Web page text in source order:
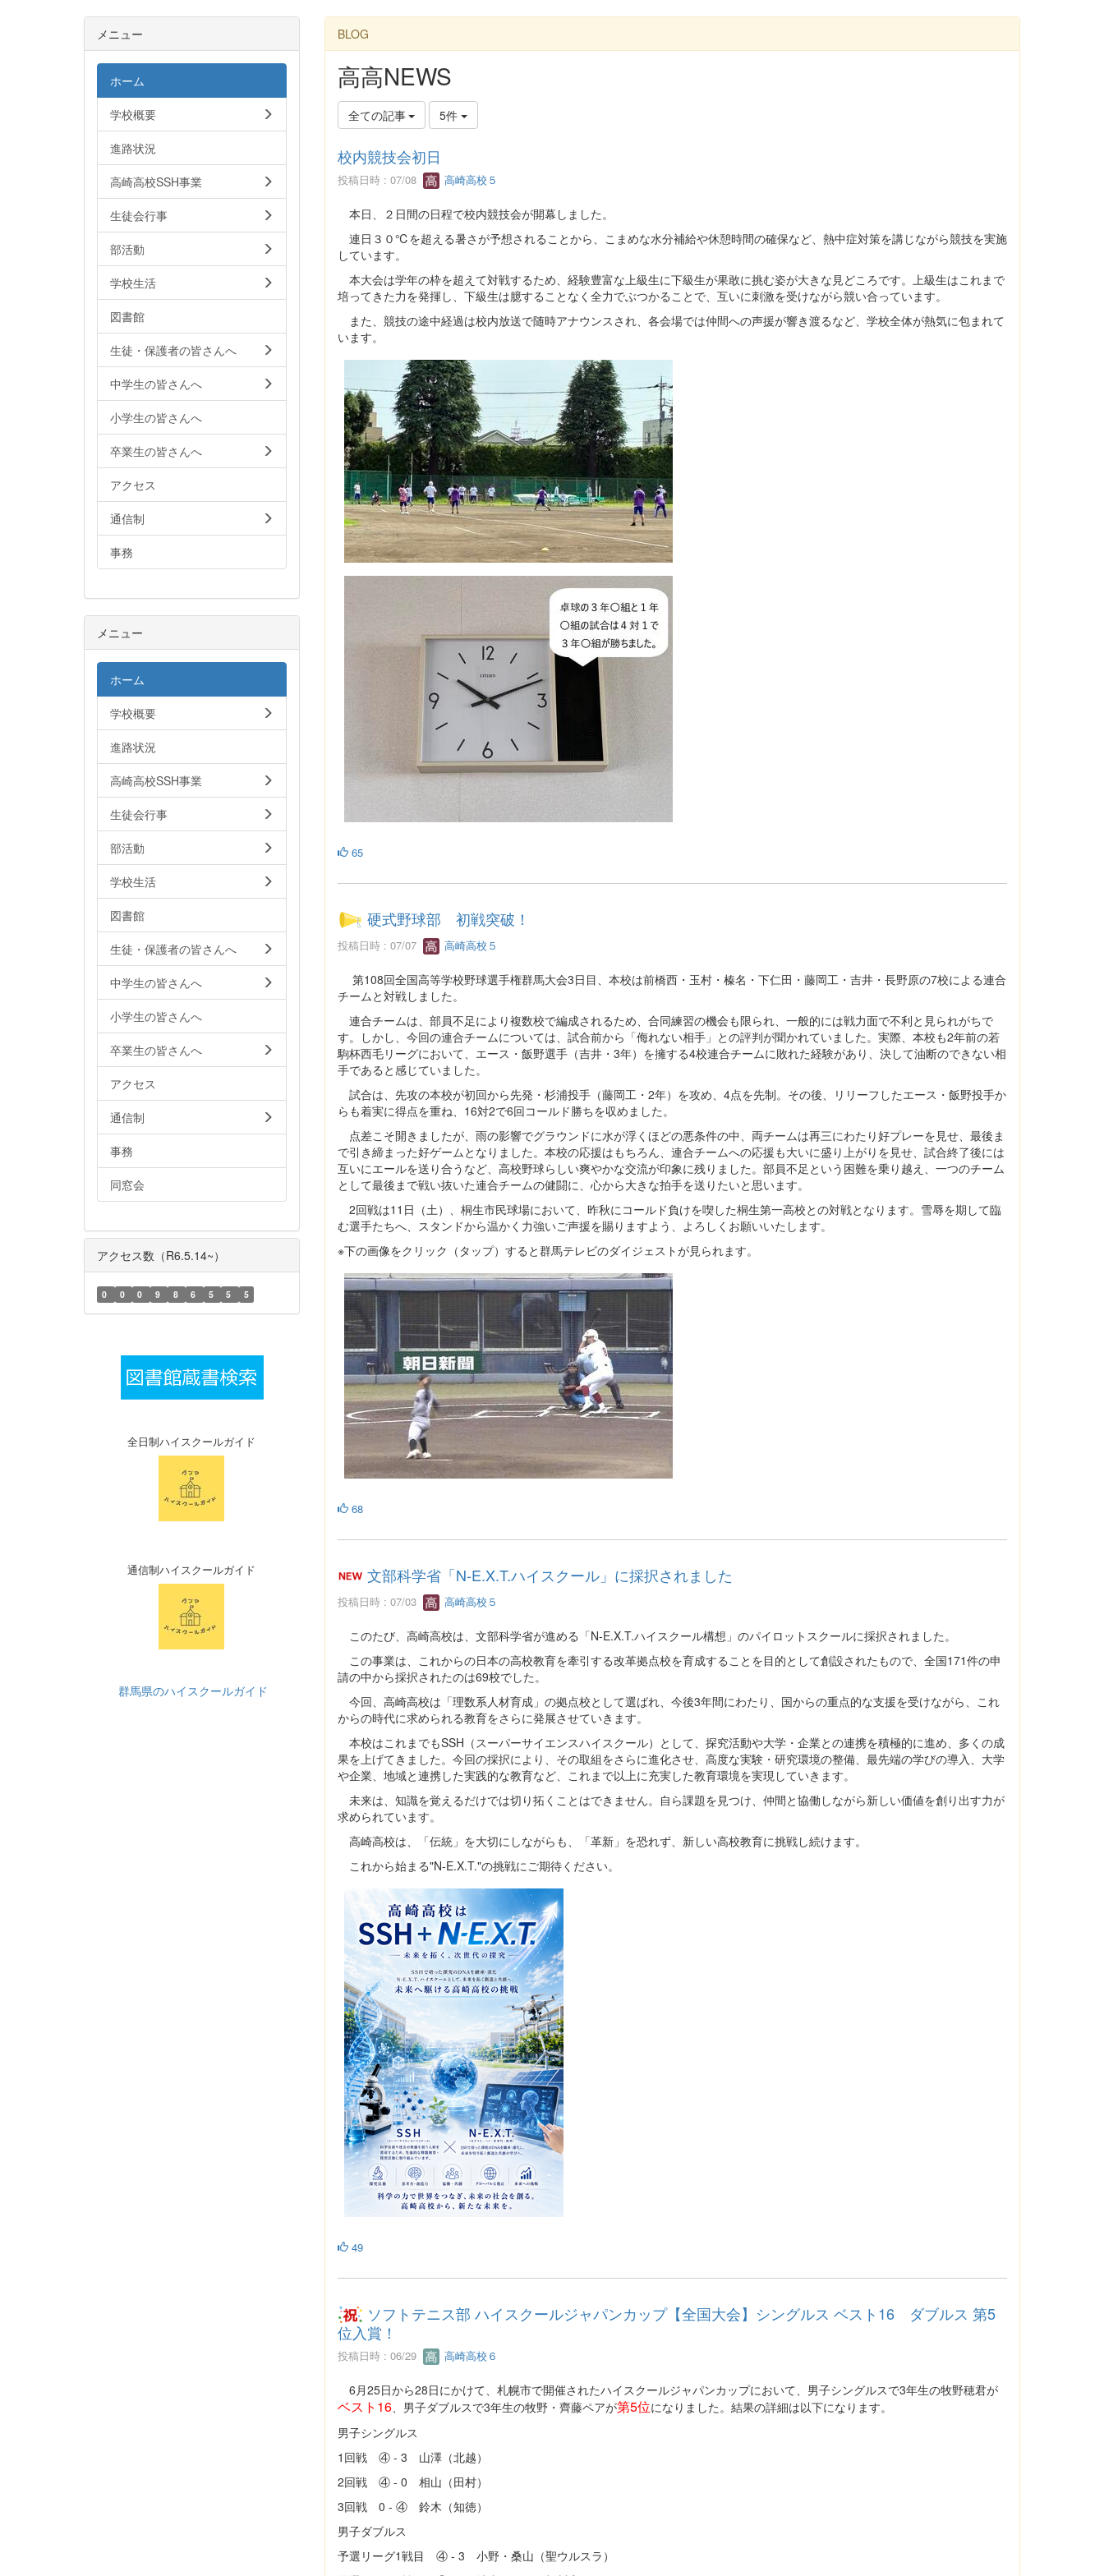
BLOG
高高NEWS
全ての記事 5件
校内競技会初日
投稿日時 : 07/08 高崎高校５
本日、２日間の日程で校内競技会が開幕しました。
連日３０℃を超える暑さが予想されることから、こまめな水分補給や休憩時間の確保など、熱中症対策を講じながら競技を実施
しています。
本大会は学年の枠を超えて対戦するため、経験豊富な上級生に下級生が果敢に挑む姿が大きな見どころです。上級生はこれまで
培ってきた力を発揮し、下級生は臆することなく全力でぶつかることで、互いに刺激を受けながら競い合っています。
また、競技の途中経過は校内放送で随時アナウンスされ、各会場では仲間への声援が響き渡るなど、学校全体が熱気に包まれて
います。
65
硬式野球部 初戦突破！
投稿日時 : 07/07 高崎高校５
第108回全国高等学校野球選手権群馬大会3日目、本校は前橋西・玉村・榛名・下仁田・藤岡工・吉井・長野原の7校による連合
チームと対戦しました。
連合チームは、部員不足により複数校で編成されるため、合同練習の機会も限られ、一般的には戦力面で不利と見られがちで
す。しかし、今回の連合チームについては、試合前から「侮れない相手」との評判が聞かれていました。実際、本校も2年前の若
駒杯西毛リーグにおいて、エース・飯野選手（吉井・3年）を擁する4校連合チームに敗れた経験があり、決して油断のできない相
手であると感じていました。
試合は、先攻の本校が初回から先発・杉浦投手（藤岡工・2年）を攻め、4点を先制。その後、リリーフしたエース・飯野投手か
らも着実に得点を重ね、16対2で6回コールド勝ちを収めました。
点差こそ開きましたが、雨の影響でグラウンドに水が浮くほどの悪条件の中、両チームは再三にわたり好プレーを見せ、最後ま
で引き締まった好ゲームとなりました。本校の応援はもちろん、連合チームへの応援も大いに盛り上がりを見せ、試合終了後には
互いにエールを送り合うなど、高校野球らしい爽やかな交流が印象に残りました。部員不足という困難を乗り越え、一つのチーム
として最後まで戦い抜いた連合チームの健闘に、心から大きな拍手を送りたいと思います。
2回戦は11日（土）、桐生市民球場において、昨秋にコールド負けを喫した桐生第一高校との対戦となります。雪辱を期して臨
む選手たちへ、スタンドから温かく力強いご声援を賜りますよう、よろしくお願いいたします。
※下の画像をクリック（タップ）すると群馬テレビのダイジェストが見られます。
68
文部科学省「N-E.X.T.ハイスクール」に採択されました
投稿日時 : 07/03 高崎高校５
このたび、高崎高校は、文部科学省が進める「N-E.X.T.ハイスクール構想」のパイロットスクールに採択されました。
この事業は、これからの日本の高校教育を牽引する改革拠点校を育成することを目的として創設されたもので、全国171件の申
請の中から採択されたのは69校でした。
今回、高崎高校は「理数系人材育成」の拠点校として選ばれ、今後3年間にわたり、国からの重点的な支援を受けながら、これ
からの時代に求められる教育をさらに発展させていきます。
本校はこれまでもSSH（スーパーサイエンスハイスクール）として、探究活動や大学・企業との連携を積極的に進め、多くの成
果を上げてきました。今回の採択により、その取組をさらに進化させ、高度な実験・研究環境の整備、最先端の学びの導入、大学
や企業、地域と連携した実践的な教育など、これまで以上に充実した教育環境を実現していきます。
未来は、知識を覚えるだけでは切り拓くことはできません。自ら課題を見つけ、仲間と協働しながら新しい価値を創り出す力が
求められています。
高崎高校は、「伝統」を大切にしながらも、「革新」を恐れず、新しい高校教育に挑戦し続けます。
これから始まる"N-E.X.T."の挑戦にご期待ください。
49
ソフトテニス部 ハイスクールジャパンカップ【全国大会】シングルス ベスト16 ダブルス 第5
位入賞！
投稿日時 : 06/29 高崎高校６
6月25日から28日にかけて、札幌市で開催されたハイスクールジャパンカップにおいて、男子シングルスで3年生の牧野穂君が
ベスト16、男子ダブルスで3年生の牧野・齊藤ペアが第5位になりました。結果の詳細は以下になります。
男子シングルス
1回戦 ④ - 3 山澤（北越）
2回戦 ④ - 0 相山（田村）
3回戦 0 - ④ 鈴木（知徳）
男子ダブルス
予選リーグ1戦目 ④ - 3 小野・桑山（聖ウルスラ）
メニュー
ホーム
学校概要
進路状況
高崎高校SSH事業
生徒会行事
部活動
学校生活
図書館
生徒・保護者の皆さんへ
中学生の皆さんへ
小学生の皆さんへ
卒業生の皆さんへ
アクセス
通信制
事務
メニュー
ホーム
学校概要
進路状況
高崎高校SSH事業
生徒会行事
部活動
学校生活
図書館
生徒・保護者の皆さんへ
中学生の皆さんへ
小学生の皆さんへ
卒業生の皆さんへ
アクセス
通信制
事務
同窓会
アクセス数（R6.5.14~）
0 0 0 9 8 6 5 5 5
全日制ハイスクールガイド
通信制ハイスクールガイド
群馬県のハイスクールガイド